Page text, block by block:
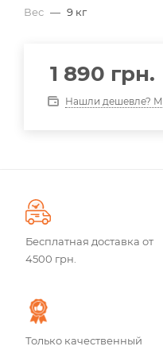
Вес — 9 кг
1 890 грн.
Нашли дешевле?
Бесплатная доставка от
4500 грн.
Только качественный